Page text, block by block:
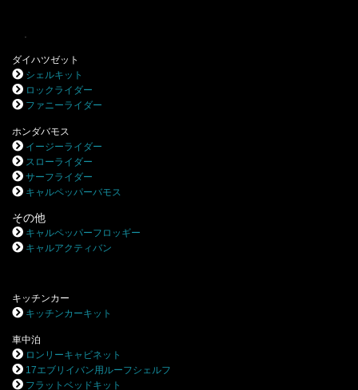
ダイハツゼット
シェルキット
ロックライダー
ファニーライダー
ホンダバモス
イージーライダー
スローライダー
サーフライダー
キャルペッパーバモス
その他
キャルペッパーフロッギー
キャルアクティバン
キッチンカー
キッチンカーキット
車中泊
ロンリーキャビネット
17エブリイバン用ルーフシェルフ
フラットベッドキット